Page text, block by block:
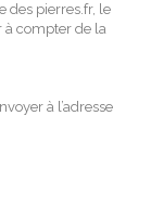
des pierres.fr, le
à compter de la
à l’adresse